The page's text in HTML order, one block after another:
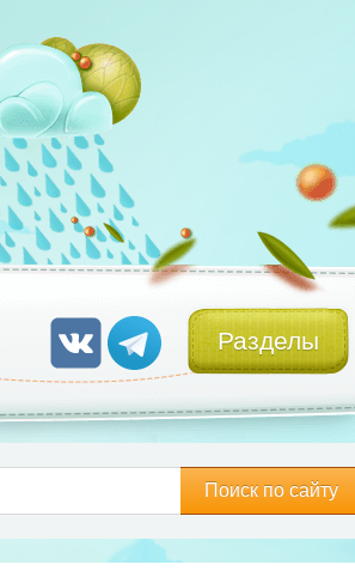
Разделы
Поиск по сайту